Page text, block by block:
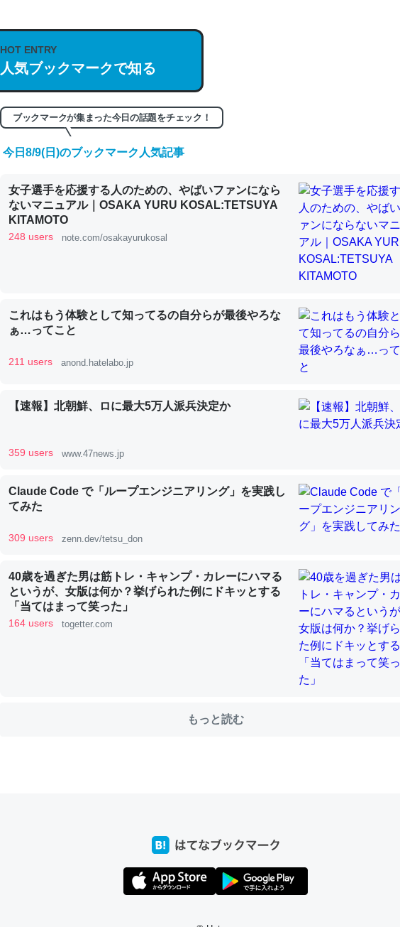
─GPTの仕組みと限界についての考察（１） - conceptualization
これは良記事。32768トークンだと英語小説100ページ分くらい。小説でいう「ずっと
の伏線」は回収されないけど、短期記憶というには多い分量。進化すればするほど分
やすく強くなりそう
昆虫ってカルシウム少ないのか。知らんかった。調べたらコオロギのカルシウム分は
は」とあって面白い。海にいる鋏角類（カブトガニ・ウミグモ）はカルシウムを使わ
─ニュース :: 【研究発表】昆虫学の大問題＝「昆虫はなぜ海にいないのか」に関する新仮説
これを元に考えるとカルシウムを大量に使う脊椎動物と貝類は苦労してるんだな…。
─ニュース :: 【研究発表】昆虫学の大問題＝「昆虫はなぜ海にいないのか」に関する新仮説
ウチもEchoを実家に置いて４年。でたまに覗いてる。ぼちぼちRingも置こうかと画策
中。あと、Googleマップで位置情報を共有してる。電池残量や充電中かが分かるので
─たまにLINEするくらいだった遠方の父67歳と僕。ITツール導入でコミュニケーションが劇的に変化
きる。一生で親と会える残り時間を日数にすると1週間とかの人が多いそうだけど、そ
─たまにLINEするくらいだった遠方の父67歳と僕。ITツール導入でコミュニケーションが劇的に変化
HOT ENTRY
人気ブックマークで知る
ブックマークが集まった今日の話題をチェック！
今日8/9(日)のブックマーク人気記事
女子選手を応援する人のための、やばいファンになら
ないマニュアル｜OSAKA YURU KOSAL:TETSUYA
KITAMOTO
248 users note.com/osakayurukosal
これはもう体験として知ってるの自分らが最後やろな
ぁ…ってこと
211 users anond.hatelabo.jp
【速報】北朝鮮、ロに最大5万人派兵決定か
359 users www.47news.jp
Claude Code で「ループエンジニアリング」を実践し
てみた
309 users zenn.dev/tetsu_don
40歳を過ぎた男は筋トレ・キャンプ・カレーにハマる
というが、女版は何か？挙げられた例にドキッとする
「当てはまって笑った」
164 users togetter.com
もっと読む